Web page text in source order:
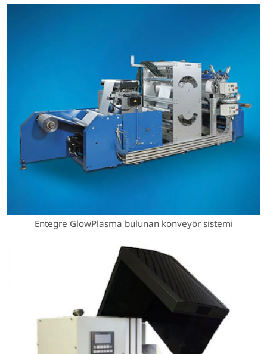
Entegre GlowPlasma bulunan konveyör sistemi